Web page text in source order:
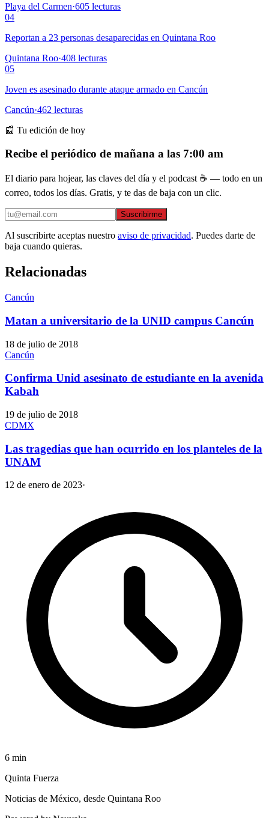
Playa del Carmen·605 lecturas
04
Reportan a 23 personas desaparecidas en Quintana Roo
Quintana Roo·408 lecturas
05
Joven es asesinado durante ataque armado en Cancún
Cancún·462 lecturas
📰 Tu edición de hoy
Recibe el periódico de mañana a las 7:00 am
El diario para hojear, las claves del día y el podcast ☕ — todo en un
correo, todos los días. Gratis, y te das de baja con un clic.
Suscribirme
Al suscribirte aceptas nuestro aviso de privacidad. Puedes darte de
baja cuando quieras.
Relacionadas
Cancún
Matan a universitario de la UNID campus Cancún
18 de julio de 2018
Cancún
Confirma Unid asesinato de estudiante en la avenida
Kabah
19 de julio de 2018
CDMX
Las tragedias que han ocurrido en los planteles de la
UNAM
12 de enero de 2023·
6 min
Quinta Fuerza
Noticias de México, desde Quintana Roo